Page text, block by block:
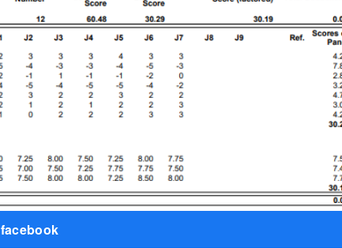
facebook